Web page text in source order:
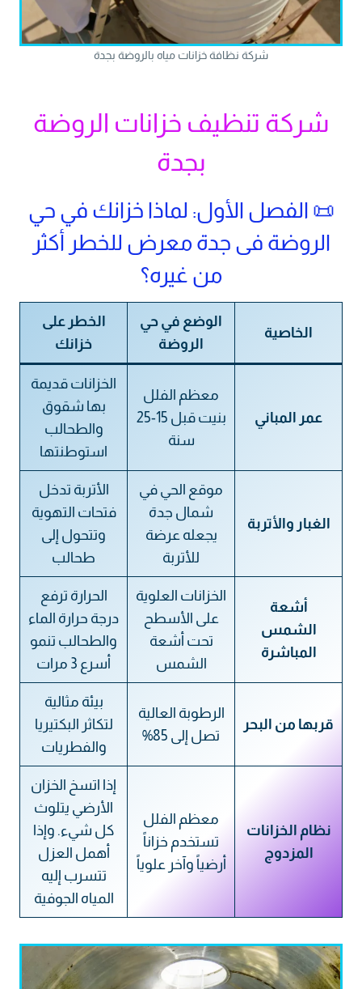
شركة نظافة خزانات مياه بالروضة بجدة
شركة تنظيف خزانات الروضة
بجدة
📜 الفصل الأول: لماذا خزانك في حي
الروضة فى جدة معرض للخطر أكثر
من غيره؟
الخاصية
الوضع في حي
الروضة
الخطر على
خزانك
عمر المباني
معظم الفلل
بنيت قبل 15-25
سنة
الخزانات قديمة
بها شقوق
والطحالب
استوطنتها
الغبار والأتربة
موقع الحي في
شمال جدة
يجعله عرضة
للأتربة
الأتربة تدخل
فتحات التهوية
وتتحول إلى
طحالب
أشعة
الشمس
المباشرة
الخزانات العلوية
على الأسطح
تحت أشعة
الشمس
الحرارة ترفع
درجة حرارة الماء
والطحالب تنمو
أسرع 3 مرات
قربها من البحر
الرطوبة العالية
تصل إلى 85%
بيئة مثالية
لتكاثر البكتيريا
والفطريات
نظام الخزانات
المزدوج
معظم الفلل
تستخدم خزاناً
أرضياً وآخر علوياً
إذا اتسخ الخزان
الأرضي يتلوث
كل شيء. وإذا
أهمل العزل
تتسرب إليه
المياه الجوفية